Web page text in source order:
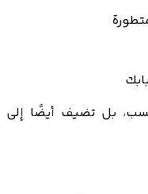
بل تضيف أيضًا إلى